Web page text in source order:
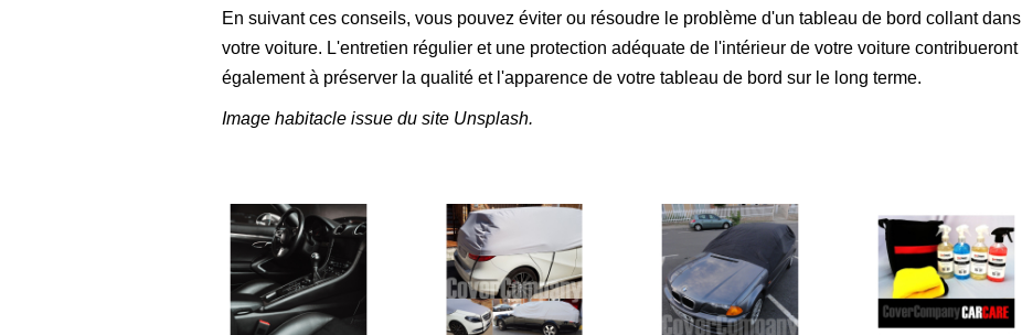
En suivant ces conseils, vous pouvez éviter ou résoudre le problème d'un tableau de bord collant dans
votre voiture. L'entretien régulier et une protection adéquate de l'intérieur de votre voiture contribueront
également à préserver la qualité et l'apparence de votre tableau de bord sur le long terme.
Image habitacle issue du site Unsplash.